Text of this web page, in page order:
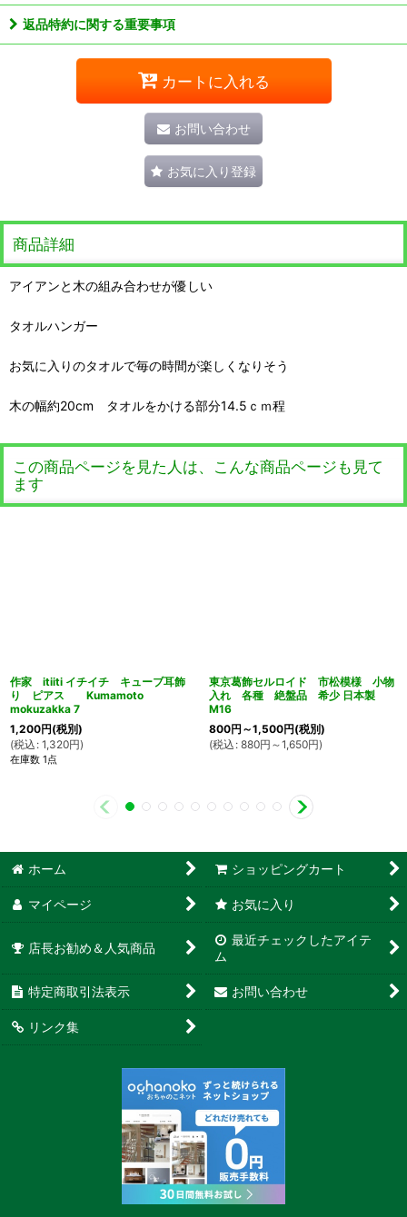
返品特約に関する重要事項
カートに入れる
お問い合わせ
お気に入り登録
商品詳細
アイアンと木の組み合わせが優しい
タオルハンガー
お気に入りのタオルで毎の時間が楽しくなりそう
木の幅約20cm タオルをかける部分14.5ｃｍ程
この商品ページを見た人は、こんな商品ページも見て
ます
作家 itiiti イチイチ キューブ耳飾
り ピアス Kumamoto
mokuzakka 7
1,200円(税別)
(税込 : 1,320円)
在庫数 1点
東京葛飾セルロイド 市松模様 小物
入れ 各種 絶盤品 希少 日本製
M16
800円 ～1,500円(税別)
(税込 : 880円 ～1,650円)
ホーム ショッピングカート
マイページ お気に入り
店長お勧め＆人気商品
最近チェックしたアイテ
ム
特定商取引法表示 お問い合わせ
リンク集